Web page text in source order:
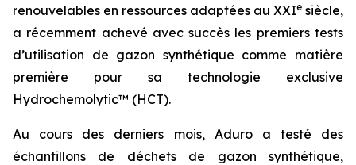
renouvelables en ressources adaptées au XXIe siècle,
a récemment achevé avec succès les premiers tests
d’utilisation de gazon synthétique comme matière
première pour sa technologie exclusive
Hydrochemolytic™ (HCT).
Au cours des derniers mois, Aduro a testé des
échantillons de déchets de gazon synthétique,